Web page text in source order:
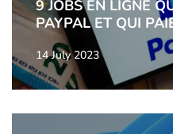
9 JOBS EN LIGNE
PAYPAL ET QUI
14 July 2023